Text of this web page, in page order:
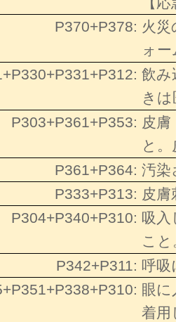
P370+P378: 火災
ォー
飲み
きは
P303+P361+P353: 皮膚
と。
P361+P364: 汚染
P333+P313: 皮膚
P304+P340+P310: 吸入
こと
P342+P311: 呼吸
眼に
着用